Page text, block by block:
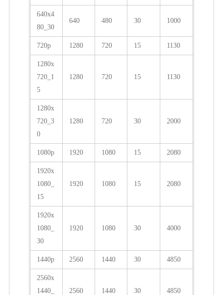
640x4
80_30
640 480 30 1000
720p 1280 720 15 1130
1280x
720_1
5
1280 720 15 1130
1280x
720_3
0
1280 720 30 2000
1080p 1920 1080 15 2080
1920x
1080_
15
1920 1080 15 2080
1920x
1080_
30
1920 1080 30 4000
1440p 2560 1440 30 4850
2560x
1440_
2560 1440 30 4850